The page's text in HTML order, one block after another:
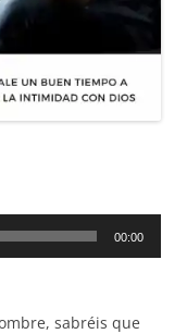
00:00
sabréis que